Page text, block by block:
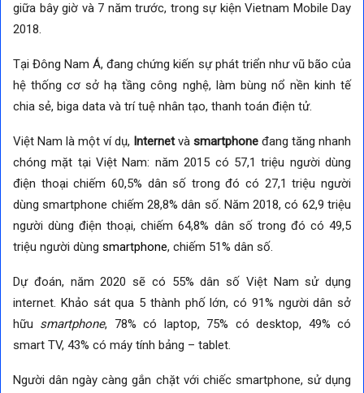
giữa bây giờ và 7 năm trước, trong sự kiện Vietnam Mobile Day
2018.
Tại Đông Nam Á, đang chứng kiến sự phát triển như vũ bão của
hệ thống cơ sở hạ tầng công nghệ, làm bùng nổ nền kinh tế
chia sẻ, biga data và trí tuệ nhân tạo, thanh toán điện tử.
Việt Nam là một ví dụ, Internetvà smartphone đang tăng nhanh
chóng mặt tại Việt Nam: năm 2015 có 57,1 triệu người dùng
điện thoại chiếm 60,5% dân số trong đó có 27,1 triệu người
dùng smartphone chiếm 28,8% dân số. Năm 2018, có 62,9 triệu
người dùng điện thoại, chiếm 64,8% dân số trong đó có 49,5
triệu người dùng smartphone, chiếm 51% dân số.
Dự đoán, năm 2020 sẽ có 55% dân số Việt Nam sử dụng
internet. Khảo sát qua 5 thành phố lớn, có 91% người dân sở
hữu smartphone, 78% có laptop, 75% có desktop, 49% có
smart TV, 43% có máy tính bảng – tablet.
Người dân ngày càng gắn chặt với chiếc smartphone, sử dụng